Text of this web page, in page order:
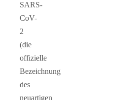
SARS-
CoV-
2
(die
offizielle
Bezeichnung
des
neuartigen